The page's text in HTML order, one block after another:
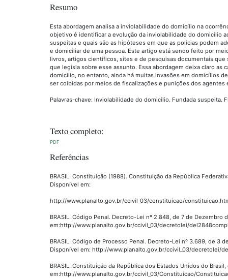
Resumo
Esta abordagem analisa a inviolabilidade do domicílio na
objetivo é identificar a evolução da inviolabilidade do domicilio
suspeitas e quais são as hipóteses em que as polícias podem
e domiciliar de uma pessoa. Este artigo está sendo feito por
livros, artigos científicos, sites e de pesquisas documentais
que legisla sobre esse assunto. Essa abordagem deixa claro as
domicilio, no entanto, ainda há muitas invasões em domicílios
ser coibidas por meios de fiscalizações e punições dos agentes
Palavras-chave: Inviolabilidade do domicílio. Fundada suspeita.
Texto completo:
PDF
Referências
BRASIL. Constituição (1988). Constituição da República
Disponível em:
http://www.planalto.gov.br/ccivil_03/constituicao/
BRASIL. Código Penal. Decreto-Lei nº 2.848, de 7 de Dezembro
em:http://www.planalto.gov.br/ccivil_03/decretolei/
BRASIL. Código de Processo Penal. Decreto-Lei nº 3.689, de 3
Disponível em: http://www.planalto.gov.br/ccivil_03/decretolei/
BRASIL. Constituição da República dos Estados Unidos do
em:http://www.planalto.gov.br/ccivil_03/Constituicao/